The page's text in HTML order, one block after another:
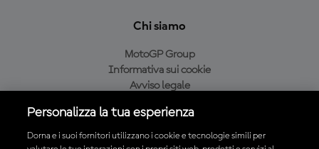
Chi siamo
MotoGP Group
Informativa sui cookie
Avviso legale
Condizioni di acquisto
Personalizza la tua esperienza
Dorna e i suoi fornitori utilizzano i cookie e tecnologie simili per